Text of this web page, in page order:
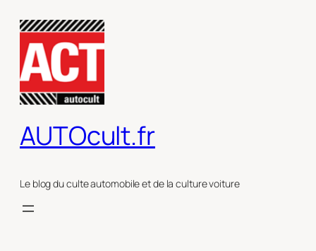
contenu
AUTOcult.fr
Le blog du culte automobile et de la culture voiture